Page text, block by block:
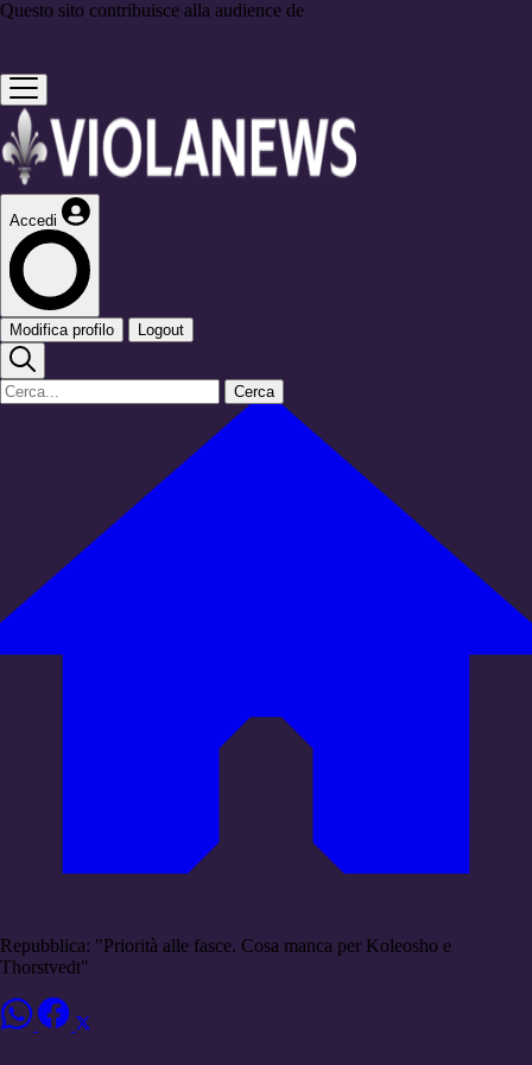
Questo sito contribuisce alla audience de
Accedi
Modifica profilo Logout
Cerca
Repubblica: "Priorità alle fasce. Cosa manca per Koleosho e
Thorstvedt"